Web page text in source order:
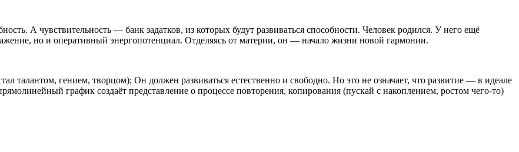
А чувствительность — банк задатков, из которых будут развиваться способности. Человек родился. У него ещё
но и оперативный энергопотенциал. Отделяясь от материи, он — начало жизни новой гармонии.
талантом, гением, творцом); Он должен развиваться естественно и свободно. Но это не означает, что развитие — в идеале
график создаёт представление о процессе повторения, копирования (пускай с накоплением, ростом чего-то)